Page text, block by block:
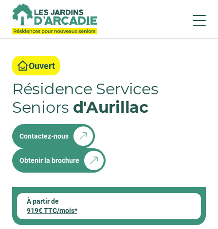
Ouvert
Résidence Services
Seniors d'Aurillac
Obtenir la brochure
Contactez-nous
À partir de
919€ TTC/mois*